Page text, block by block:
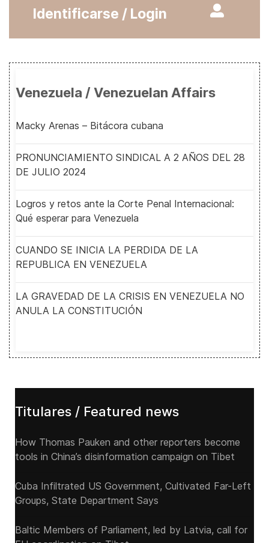
Identificarse / Login
Venezuela / Venezuelan Affairs
Macky Arenas – Bitácora cubana
PRONUNCIAMIENTO SINDICAL A 2 AÑOS DEL 28
DE JULIO 2024
Logros y retos ante la Corte Penal Internacional:
Qué esperar para Venezuela
CUANDO SE INICIA LA PERDIDA DE LA
REPUBLICA EN VENEZUELA
LA GRAVEDAD DE LA CRISIS EN VENEZUELA NO
ANULA LA CONSTITUCIÓN
Titulares / Featured news
How Thomas Pauken and other reporters become
tools in China’s disinformation campaign on Tibet
Cuba Infiltrated US Government, Cultivated Far-Left
Groups, State Department Says
Baltic Members of Parliament, led by Latvia, call for